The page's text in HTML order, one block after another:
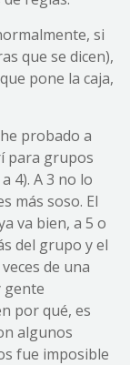
si
que se dicen),
pone la caja,
probado a
para grupos
4). A 3 no lo
más soso. El
va bien, a 5 o
del grupo y el
de una
gente
por qué, es
algunos
fue imposible